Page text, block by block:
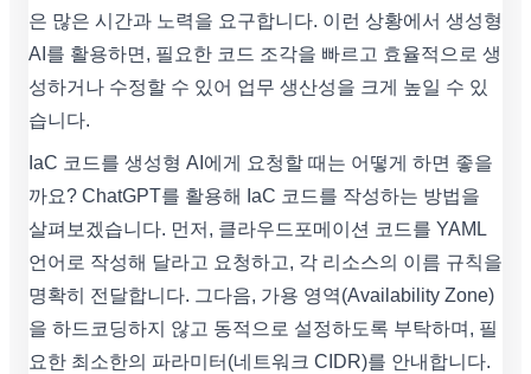
은 많은 시간과 노력을 요구합니다. 이런 상황에서 생성형
AI를 활용하면, 필요한 코드 조각을 빠르고 효율적으로 생
성하거나 수정할 수 있어 업무 생산성을 크게 높일 수 있
습니다.
IaC 코드를 생성형 AI에게 요청할 때는 어떻게 하면 좋을
까요? ChatGPT를 활용해 IaC 코드를 작성하는 방법을
살펴보겠습니다. 먼저, 클라우드포메이션 코드를 YAML
언어로 작성해 달라고 요청하고, 각 리소스의 이름 규칙을
명확히 전달합니다. 그다음, 가용 영역(Availability Zone)
을 하드코딩하지 않고 동적으로 설정하도록 부탁하며, 필
요한 최소한의 파라미터(네트워크 CIDR)를 안내합니다.